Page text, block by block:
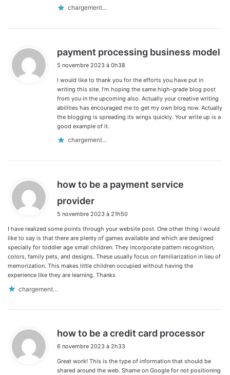
chargement…
payment processing business model
5 novembre 2023 à 0h38
I would like to thank you for the efforts you have put in
writing this site. I’m hoping the same high-grade blog post
from you in the upcoming also. Actually your creative writing
abilities has encouraged me to get my own blog now. Actually
the blogging is spreading its wings quickly. Your write up is a
good example of it.
chargement…
how to be a payment service
provider
t
:
5 novembre 2023 à 21h50
I have realized some points through your website post. One other thing I would
like to say is that there are plenty of games available and which are designed
specially for toddler age small children. They incorporate pattern recognition,
colors, family pets, and designs. These usually focus on familiarization in lieu of
memorization. This makes little children occupied without having the
experience like they are learning. Thanks
chargement…
how to be a credit card processor
:
6 novembre 2023 à 2h33
Great work! This is the type of information that should be
shared around the web. Shame on Google for not positioning